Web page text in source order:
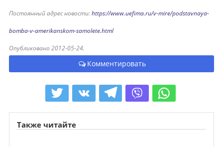
Постоянный адрес новости:https://www.uefima.ru/v-mire/podstavnaya-
bomba-v-amerikanskom-samolete.html
Опубликовано 2012-05-24.
Комментировать
Также читайте